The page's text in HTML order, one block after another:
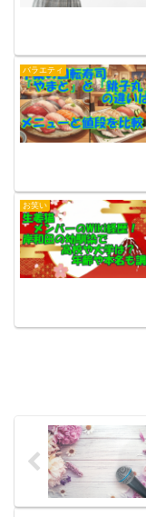
バラエティ
お笑い